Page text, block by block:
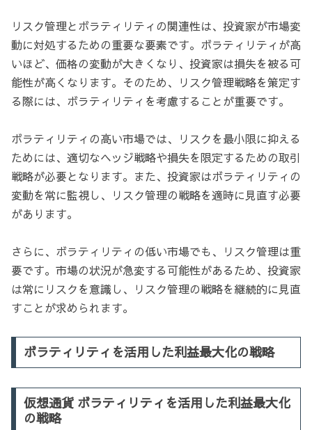
リスク管理とボラティリティの関連性は、投資家が市場変
動に対処するための重要な要素です。ボラティリティが高
いほど、価格の変動が大きくなり、投資家は損失を被る可
能性が高くなります。そのため、リスク管理戦略を策定す
る際には、ボラティリティを考慮することが重要です。
ボラティリティの高い市場では、リスクを最小限に抑える
ためには、適切なヘッジ戦略や損失を限定するための取引
戦略が必要となります。また、投資家はボラティリティの
変動を常に監視し、リスク管理の戦略を適時に見直す必要
があります。
さらに、ボラティリティの低い市場でも、リスク管理は重
要です。市場の状況が急変する可能性があるため、投資家
は常にリスクを意識し、リスク管理の戦略を継続的に見直
すことが求められます。
ボラティリティを活用した利益最大化の戦略
仮想通貨 ボラティリティを活用した利益最大化
の戦略